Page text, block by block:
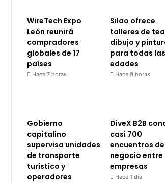
WireTech Expo
León reunirá
compradores
globales de 17
países
Hace 7 horas
Silao ofrece
talleres de
dibujo y
para todas las
edades
Hace 9 horas
Gobierno
capitalino
supervisa unidades
de transporte
turístico y
operadores
DiveX B2B
casi 700
encuentros de
negocio entre
empresas
Hace 1 día